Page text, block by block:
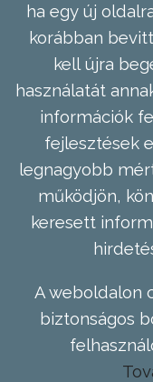
ha egy új
korábban
kell újra
használatát
információk
fejlesztések
legnagyobb
működjön,
keresett
A weboldalon
biztonságos